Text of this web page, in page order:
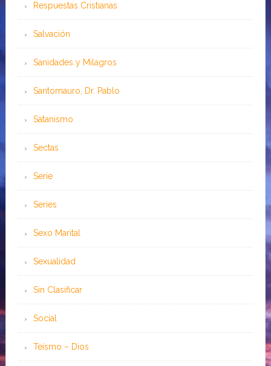
Respuestas Cristianas
Salvación
Sanidades y Milagros
Santomauro, Dr. Pablo
Satanismo
Sectas
Serie
Series
Sexo Marital
Sexualidad
Sin Clasificar
Social
Teísmo – Dios